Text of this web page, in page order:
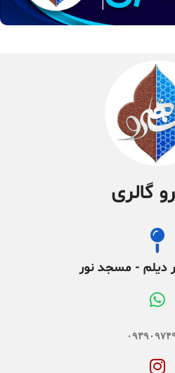
گالری
دیلم - مسجد نور